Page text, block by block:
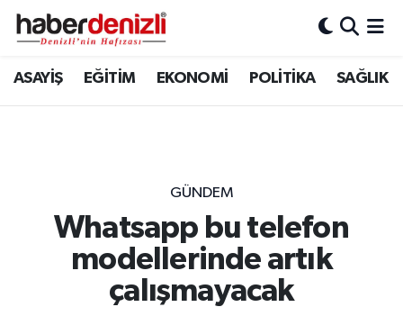
ASAYİŞ EĞİTİM EKONOMİ POLİTİKA SAĞLIK
GÜNDEM
Whatsapp bu telefon
modellerinde artık
çalışmayacak
Denizli Nöbetçi Eczaneler
Tüm Manşetler
Son Dakika Haberleri